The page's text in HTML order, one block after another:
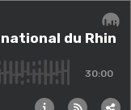
du Rhindu Rhin
30:00